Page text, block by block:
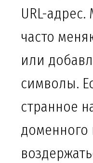
URL-
часто
или
символы.
странное